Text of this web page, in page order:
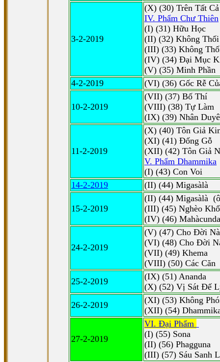
3-2-2019
(X) (30) Trên Tất Cả
IV. Phẩm Chư Thiên
(I) (31) Hữu Học
(II) (32) Không
(III) (33) Không
(IV) (34) Ðại Mục
(V) (35) Minh Phần
4-2-2019
(VI) (36) Gốc Rễ
10-2-2019
(VII) (37) Bố Thí
(VIII) (38) Tự Làm
(IX) (39) Nhân
11-2-2019
(X) (40) Tôn Giả
(XI) (41) Ðống Gỗ
(XII) (42) Tôn Giả
V. Phẩm Dhammika
(I) (43) Con Voi
14-2-2019
(II) (44) Migasàlà
15-2-2019
(II) (44) Migasàlà
(III) (45) Nghèo Khổ
(IV) (46) Mahàcunda
24-2-2019
(V) (47) Cho Ðời
(VI) (48) Cho Ðời
(VII) (49) Khema
(VIII) (50) Các Căn
25-2-2019
(IX) (51) Ananda
(X) (52) Vị Sát Ðế
26-2-2019
(XI) (53) Không
(XII) (54)
27-2-2019
VI. Ðại Phẩm
(I) (55) Sona
(II) (56) Phagguna
(III) (57) Sáu Sanh